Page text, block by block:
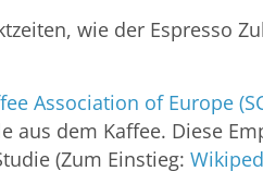
wie der Espresso
Association of Europe
aus dem Kaffee. Diese
(Zum Einstieg: